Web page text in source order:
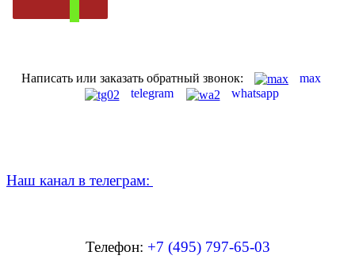
Написать или заказать обратный звонок:
max
telegram
whatsapp
Наш канал в телеграм:
Телефон: +7 (495) 797-65-03